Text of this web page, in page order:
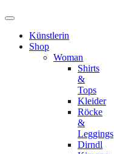
Künstlerin
Shop
Woman
Shirts
&
Tops
Kleider
Röcke
&
Leggings
Dirndl